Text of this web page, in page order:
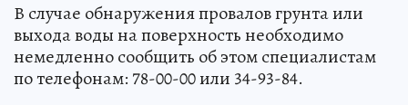
В случае обнаружения провалов грунта или
выхода воды на поверхность необходимо
немедленно сообщить об этом специалистам
по телефонам: 78-00-00 или 34-93-84.